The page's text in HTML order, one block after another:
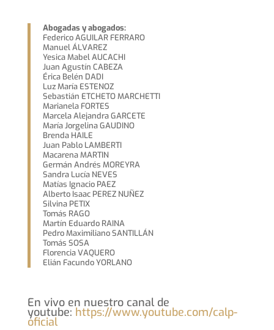
Abogadas y abogados:
Federico AGUILAR FERRARO
Manuel ÁLVAREZ
Yesica Mabel AUCACHI
Juan Agustín CABEZA
Érica Belén DADI
Luz María ESTENOZ
Sebastián ETCHETO MARCHETTI
Marianela FORTES
Marcela Alejandra GARCETE
María Jorgelina GAUDINO
Brenda HAILE
Juan Pablo LAMBERTI
Macarena MARTIN
Germán Andrés MOREYRA
Sandra Lucía NEVES
Matías Ignacio PAEZ
Alberto Isaac PEREZ NUÑEZ
Silvina PETIX
Tomás RAGO
Martín Eduardo RAINA
Pedro Maximiliano SANTILLÁN
Tomás SOSA
Florencia VAQUERO
Elián Facundo YORLANO
En vivo en nuestro canal de
youtube: https://www.youtube.com/calp-
oficial